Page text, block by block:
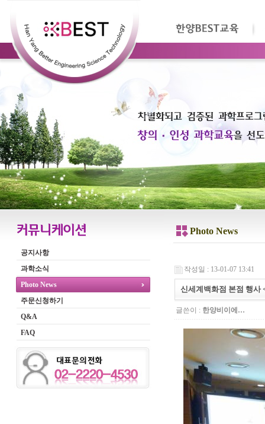
공지사항
과학소식
Photo News
주문신청하기
Q&A
FAQ
Photo News
작성일 : 13-01-07 13:41
신세계백화점 본점 행사
글쓴이 : 한양비이에…